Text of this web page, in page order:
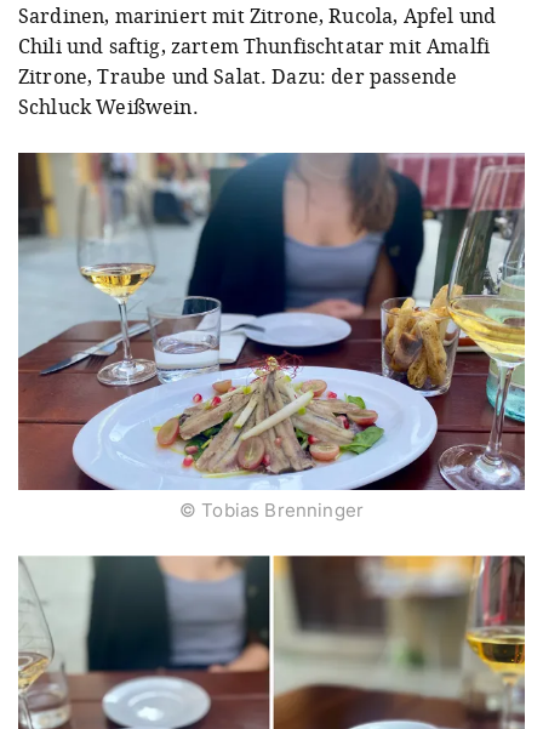
Sardinen, mariniert mit Zitrone, Rucola, Apfel und
Chili und saftig, zartem Thunfischtatar mit Amalfi
Zitrone, Traube und Salat. Dazu: der passende
Schluck Weißwein.
© Tobias Brenninger